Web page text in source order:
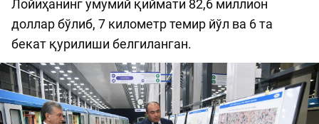
Лойиҳанинг умумий қиймати 82,6 миллион
доллар бўлиб, 7 километр темир йўл ва 6 та
бекат қурилиши белгиланган.